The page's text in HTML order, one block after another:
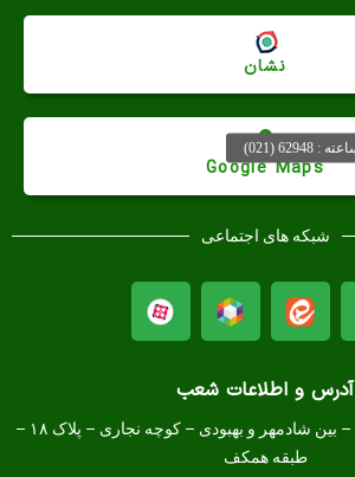
آدرس و اطلاعات شعب
ستارخان – بین شادمهر و بهبودی – کوچه نجاری – پلاک ۱۸ –
طبقه همکف
Google Maps
نشان
شبکه های اجتماعی